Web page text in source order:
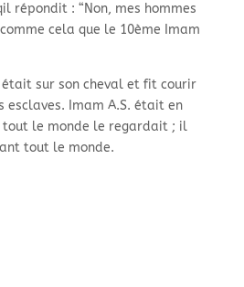
répondit : “Non, mes hommes
cela que le 10ème Imam
sur son cheval et fit courir
esclaves. Imam A.S. était en
le monde le regardait ; il
tout le monde.